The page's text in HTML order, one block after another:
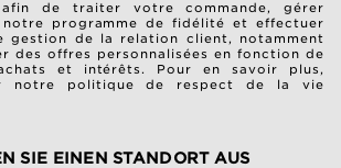
de traiter votre commande, gérer
programme de fidélité et effectuer
gestion de la relation client, notamment
des offres personnalisées en fonction de
et intérêts. Pour en savoir plus,
notre
politique de respect de la vie
SIE EINEN STANDORT AUS